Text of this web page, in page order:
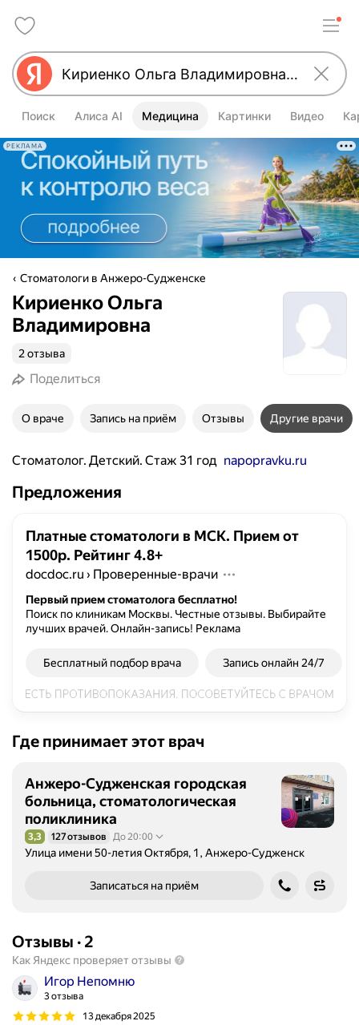
Поиск Алиса AI Медицина Картинки Видео
РЕКЛАМА
Стоматологи в Анжеро-Судженске
Кириенко Ольга
Владимировна
2 отзыва
Поделиться
О враче Запись на приём Отзывы Другие врачи
Стоматолог. Детский. Стаж 31 год napopravku.ru
Предложения
Платные стоматологи в МСК. Прием от
1500р. Рейтинг 4.8+
docdoc.ru › Проверенные-врачи
Первый прием стоматолога бесплатно!
Поиск по клиникам Москвы. Честные отзывы. Выбирайте
лучших врачей. Онлайн-запись! Реклама
Бесплатный подбор врача Запись онлайн 24/7
Где принимает этот врач
Анжеро-Судженская городская
больница, стоматологическая
поликлиника
Рейтинг 3,3 из 5
3,3 127 отзывов До 20:00
Улица имени 50-летия Октября, 1, Анжеро-Судженск
Записаться на приём
Отзывы · 2
Как Яндекс проверяет отзывы
Игор Непомню
3 отзыва
13 декабря 2025